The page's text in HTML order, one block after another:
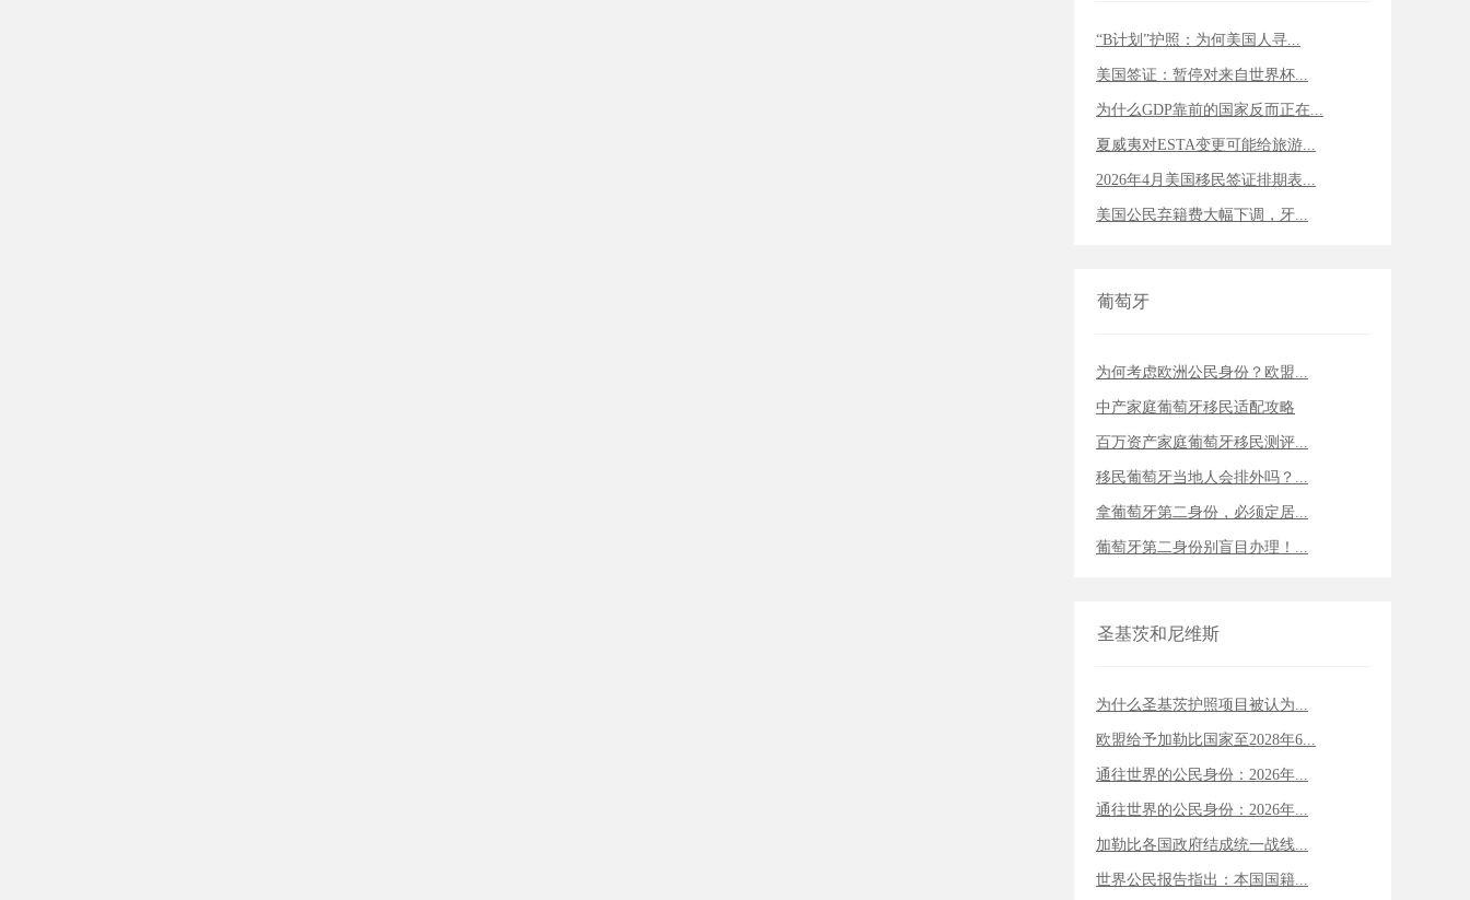
“B计划”护照：为何美国人寻...
美国签证：暂停对来自世界杯...
为什么GDP靠前的国家反而正在...
夏威夷对ESTA变更可能给旅游...
2026年4月美国移民签证排期表...
美国公民弃籍费大幅下调，牙...
葡萄牙
为何考虑欧洲公民身份？欧盟...
中产家庭葡萄牙移民适配攻略
百万资产家庭葡萄牙移民测评...
移民葡萄牙当地人会排外吗？...
拿葡萄牙第二身份，必须定居...
葡萄牙第二身份别盲目办理！...
圣基茨和尼维斯
为什么圣基茨护照项目被认为...
欧盟给予加勒比国家至2028年6...
通往世界的公民身份：2026年...
通往世界的公民身份：2026年...
加勒比各国政府结成统一战线...
世界公民报告指出：本国国籍...